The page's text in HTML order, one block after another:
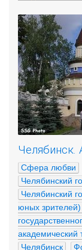
Челябинск.
Сфера любви
Челябинский
Челябинский
юных зрителей)
Челябинск